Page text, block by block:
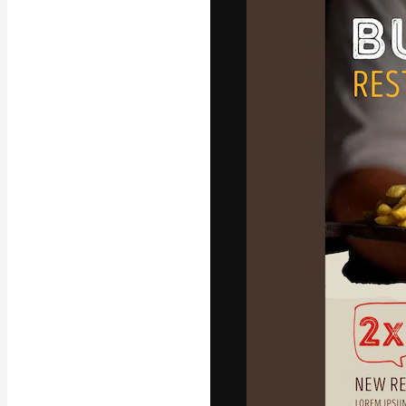
La
migliori lavori.
creativi,
Italiano
Copyright ©